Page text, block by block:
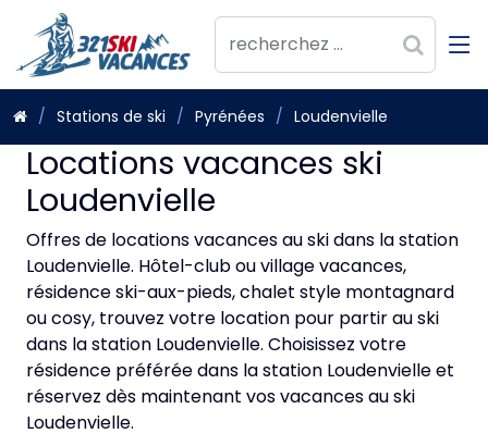
Stations de ski Pyrénées Loudenvielle
Locations vacances ski
Loudenvielle
Offres de locations vacances au ski dans la station
Loudenvielle. Hôtel-club ou village vacances,
résidence ski-aux-pieds, chalet style montagnard
ou cosy, trouvez votre location pour partir au ski
dans la station Loudenvielle. Choisissez votre
résidence préférée dans la station Loudenvielle et
réservez dès maintenant vos vacances au ski
Loudenvielle.